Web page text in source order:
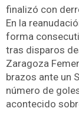
finalizó con
En la
forma
tras disparos
Zaragoza
brazos ante un
número de
acontecido